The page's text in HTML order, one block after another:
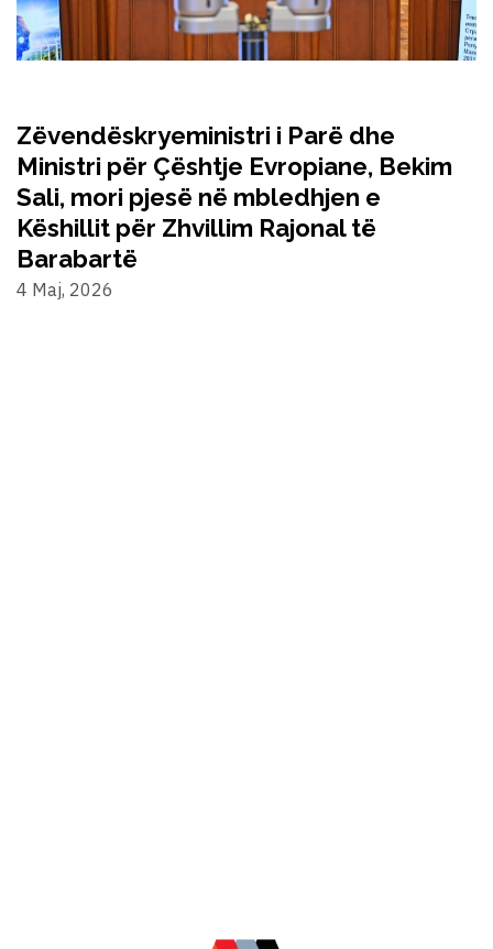
Zëvendëskryeministri i Parë dhe
Ministri për Çështje Evropiane, Bekim
Sali, mori pjesë në mbledhjen e
Këshillit për Zhvillim Rajonal të
Barabartë
4 Maj, 2026